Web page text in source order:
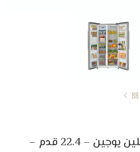
ثلاجة بابين متقابلين يوجين – 22.4 قدم –